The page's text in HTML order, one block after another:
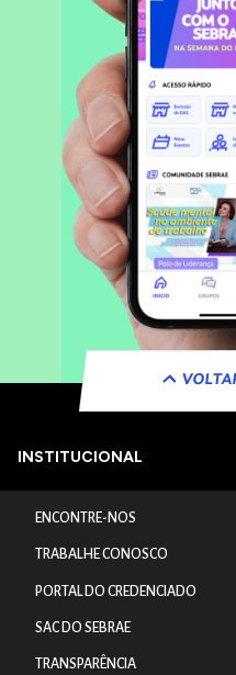
INSTITUCIONAL
ENCONTRE-NOS
TRABALHE CONOSCO
PORTAL DO CREDENCIADO
SAC DO SEBRAE
TRANSPARÊNCIA